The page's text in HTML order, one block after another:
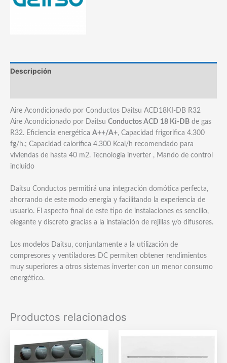
Descripción
Aire Acondicionado por Conductos Daitsu ACD18KI-DB R32
Aire Acondicionado por Daitsu Conductos ACD 18 Ki-DB de gas
R32. Eficiencia energética A++/A+, Capacidad frigorifica 4.300
fg/h.; Capacidad calorífica 4.300 Kcal/h recomendado para
viviendas de hasta 40 m2. Tecnología inverter , Mando de control
incluido
Daitsu Conductos permitirá una integración domótica perfecta,
ahorrando de este modo energía y facilitando la experiencia de
usuario. El aspecto final de este tipo de instalaciones es sencillo,
elegante y discreto gracias a la instalación de rejillas y/o difusores.
Los modelos Daitsu, conjuntamente a la utilización de
compresores y ventiladores DC permiten obtener rendimientos
muy superiores a otros sistemas inverter con un menor consumo
energético.
Productos relacionados